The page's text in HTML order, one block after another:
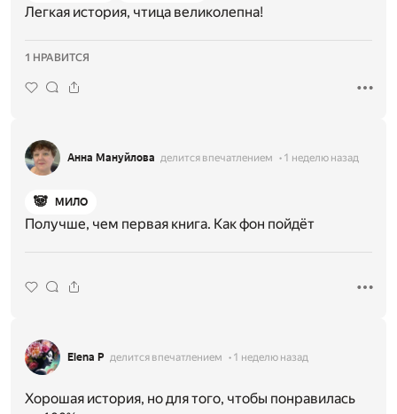
Легкая история, чтица великолепна!
1 НРАВИТСЯ
Анна Мануйлова делится впечатлением 1 неделю назад
🐼 МИЛО
Получше, чем первая книга. Как фон пойдёт
Elena P делится впечатлением 1 неделю назад
Хорошая история, но для того, чтобы понравилась